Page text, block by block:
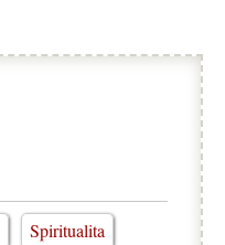
Spiritualita